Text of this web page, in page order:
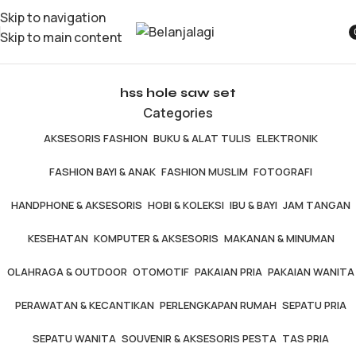
Skip to navigation
Skip to main content
hss hole saw set
Categories
AKSESORIS FASHION BUKU & ALAT TULIS ELEKTRONIK
FASHION BAYI & ANAK FASHION MUSLIM FOTOGRAFI
HANDPHONE & AKSESORIS HOBI & KOLEKSI IBU & BAYI JAM TANGAN
KESEHATAN KOMPUTER & AKSESORIS MAKANAN & MINUMAN
OLAHRAGA & OUTDOOR OTOMOTIF PAKAIAN PRIA PAKAIAN WANITA
PERAWATAN & KECANTIKAN PERLENGKAPAN RUMAH SEPATU PRIA
SEPATU WANITA SOUVENIR & AKSESORIS PESTA TAS PRIA